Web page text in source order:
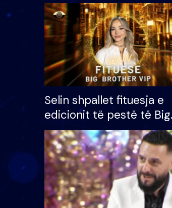
Selin shpallet fituesja e
edicionit të pestë të Big
Brother VIP, rrëmben
çmimin e madh prej 100
mijë eurosh